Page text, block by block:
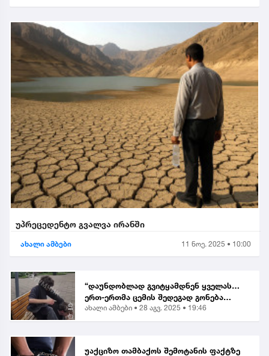
უპრეცედენტო გვალვა ირანში
ახალი ამბები 11 ნოე. 2025 • 10:00
“დაუნდობლად გვიტყამდნენ ყველას…
ერთ-ერთმა ცემის შედეგად გონება
დაკარგა” | მოქალაქე ბათუმში მომხდარ
ახალი ამბები • 28 აგვ. 2025 • 19:46
უაქციზო თამბაქოს შემოტანის ფაქტზე